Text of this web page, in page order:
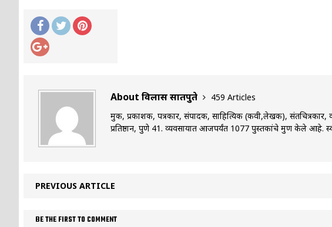
About विलास सातपुते
459 Articles
मुद्रक, प्रकाशक, पत्रकार, संपादक, साहित्यिक (कवी,लेखक),
प्रतिष्ठान, पुणे 41. व्यवसायात आजपर्यंत 1077 पुस्तकांचे मुद्रण केले आहे.
PREVIOUS ARTICLE
BE THE FIRST TO COMMENT